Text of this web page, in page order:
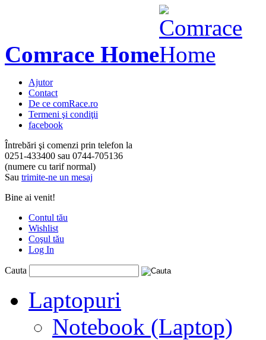
Comrace Home
Ajutor
Contact
De ce comRace.ro
Termeni şi condiţii
facebook
Întrebări şi comenzi prin telefon la
0251-433400 sau 0744-705136
(numere cu tarif normal)
Sau trimite-ne un mesaj
Bine ai venit!
Contul tău
Wishlist
Coşul tău
Log In
Cauta
Laptopuri
Notebook (Laptop)